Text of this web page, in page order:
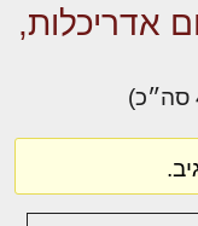
אדריכלות,